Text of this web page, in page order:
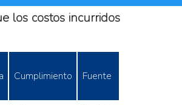
los costos incurridos
Cumplimiento Fuente